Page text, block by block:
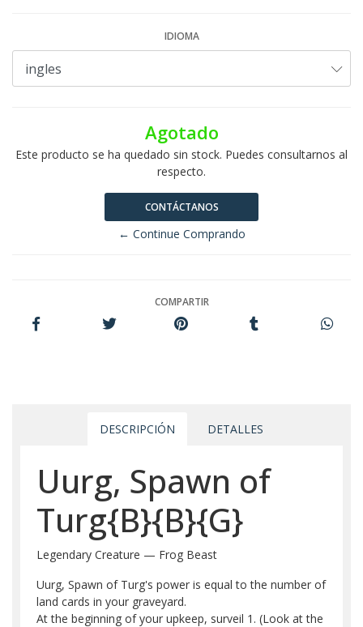
IDIOMA
Agotado
Este producto se ha quedado sin stock. Puedes consultarnos al
respecto.
CONTÁCTANOS
← Continue Comprando
COMPARTIR
DESCRIPCIÓN DETALLES
Uurg, Spawn of
Turg{B}{B}{G}
Legendary Creature — Frog Beast
Uurg, Spawn of Turg's power is equal to the number of
land cards in your graveyard.
At the beginning of your upkeep, surveil 1. (Look at the